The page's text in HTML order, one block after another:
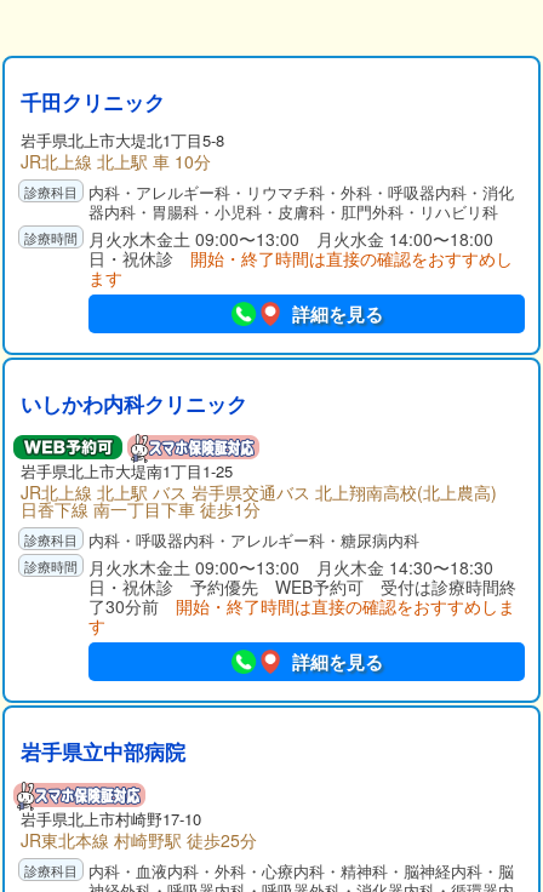
千田クリニック
岩手県北上市大堤北1丁目5-8
JR北上線 北上駅 車 10分
内科・アレルギー科・リウマチ科・外科・呼吸器内科・消化
器内科・胃腸科・小児科・皮膚科・肛門外科・リハビリ科
月火水木金土 09:00〜13:00 月火水金 14:00〜18:00
日・祝休診 開始・終了時間は直接の確認をおすすめし
ます
詳細を見る
いしかわ内科クリニック
岩手県北上市大堤南1丁目1-25
JR北上線 北上駅 バス 岩手県交通バス 北上翔南高校(北上農高)
日香下線 南一丁目下車 徒歩1分
内科・呼吸器内科・アレルギー科・糖尿病内科
月火水木金土 09:00〜13:00 月火木金 14:30〜18:30
日・祝休診 予約優先 WEB予約可 受付は診療時間終
了30分前 開始・終了時間は直接の確認をおすすめしま
す
詳細を見る
岩手県立中部病院
岩手県北上市村崎野17-10
JR東北本線 村崎野駅 徒歩25分
内科・血液内科・外科・心療内科・精神科・脳神経内科・脳